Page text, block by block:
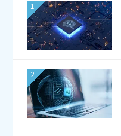
1
2